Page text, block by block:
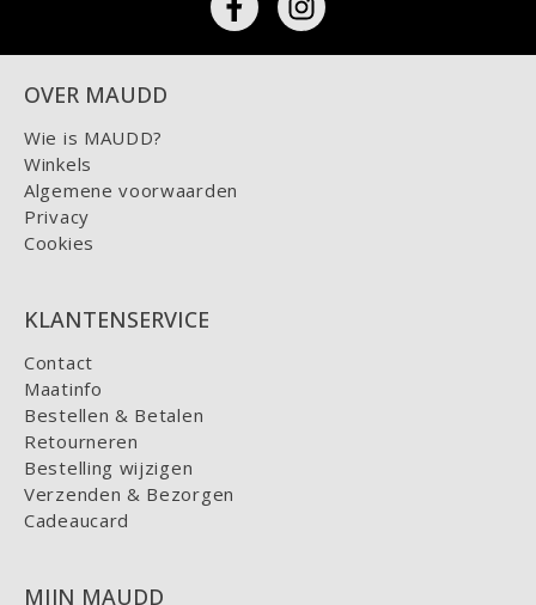
OVER MAUDD
Wie is MAUDD?
Winkels
Algemene voorwaarden
Privacy
Cookies
KLANTENSERVICE
Contact
Maatinfo
Bestellen & Betalen
Retourneren
Bestelling wijzigen
Verzenden & Bezorgen
Cadeaucard
MIJN MAUDD